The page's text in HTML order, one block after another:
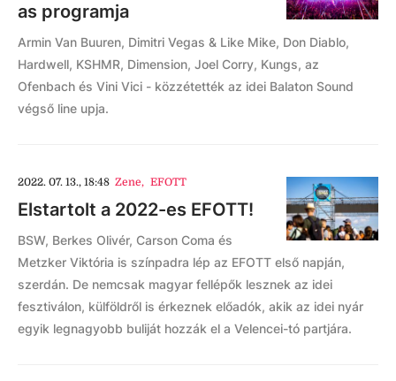
as programja
Armin Van Buuren, Dimitri Vegas & Like Mike, Don Diablo,
Hardwell, KSHMR, Dimension, Joel Corry, Kungs, az
Ofenbach és Vini Vici - közzétették az idei Balaton Sound
végső line upja.
2022. 07. 13., 18:48 Zene, EFOTT
Elstartolt a 2022-es EFOTT!
BSW, Berkes Olivér, Carson Coma és
Metzker Viktória is színpadra lép az EFOTT első napján,
szerdán. De nemcsak magyar fellépők lesznek az idei
fesztiválon, külföldről is érkeznek előadók, akik az idei nyár
egyik legnagyobb buliját hozzák el a Velencei-tó partjára.